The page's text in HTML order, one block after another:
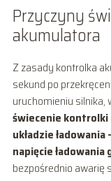
Przyczyny
akumulatora
Z zasady kontrolka
sekund po
uruchomieniu
świecenie kontrolki
układzie
napięcie
bezpośrednio awarię